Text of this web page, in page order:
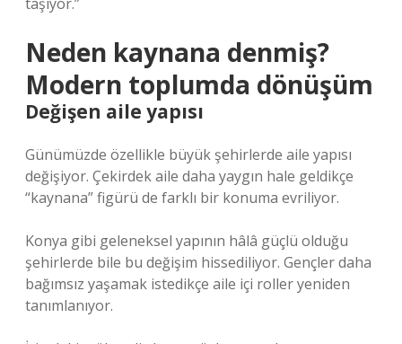
Neden kaynana denmiş?
Modern toplumda dönüşüm
Değişen aile yapısı
Günümüzde özellikle büyük şehirlerde aile yapısı
değişiyor. Çekirdek aile daha yaygın hale geldikçe
“kaynana” figürü de farklı bir konuma evriliyor.
Konya gibi geleneksel yapının hâlâ güçlü olduğu
şehirlerde bile bu değişim hissediliyor. Gençler daha
bağımsız yaşamak istedikçe aile içi roller yeniden
tanımlanıyor.